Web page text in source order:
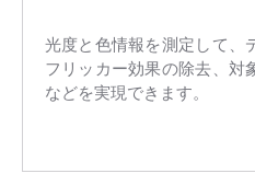
光度と色情報を測定して、
フリッカー効果の除去、対
などを実現できます。